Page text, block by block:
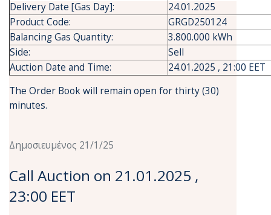
Delivery Date [Gas Day]:
24.01.2025
Product Code:
GRGD250124
Balancing Gas Quantity:
3.800.000 kWh
Side:
Sell
Auction Date and Time:
24.01.2025 , 21:00 EET
The Order Book will remain open for thirty (30)
minutes.
Δημοσιευμένος 21/1/25
Call Auction on 21.01.2025 ,
23:00 EET